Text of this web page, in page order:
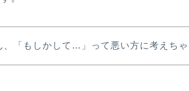
、「もしかして…」って悪い方に考えち